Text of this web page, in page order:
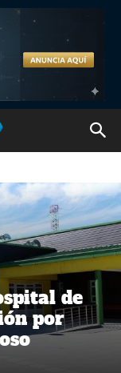
de
por